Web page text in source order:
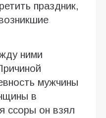
праздник,
ними
мужчины
в
ссоры он взял